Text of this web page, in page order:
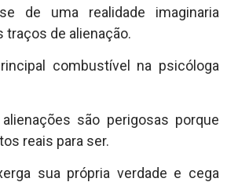
de uma realidade imaginaria
traços de alienação.
combustível na psicóloga
são perigosas porque
reais para ser.
sua própria verdade e cega